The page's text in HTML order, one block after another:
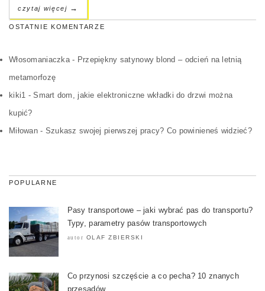
czytaj więcej →
OSTATNIE KOMENTARZE
Włosomaniaczka- Przepiękny satynowy blond – odcień na letnią
metamorfozę
kiki1 -Smart dom, jakie elektroniczne wkładki do drzwi można
kupić?
Miłowan- Szukasz swojej pierwszej pracy? Co powinieneś widzieć?
POPULARNE
Pasy transportowe – jaki wybrać pas do transportu?
Typy, parametry pasów transportowych
autor OLAF ZBIERSKI
Co przynosi szczęście a co pecha? 10 znanych
przesądów